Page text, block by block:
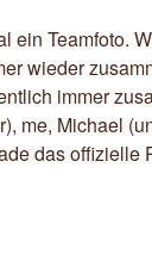
ein Teamfoto.
wieder
immer
me, Michael
das offizielle